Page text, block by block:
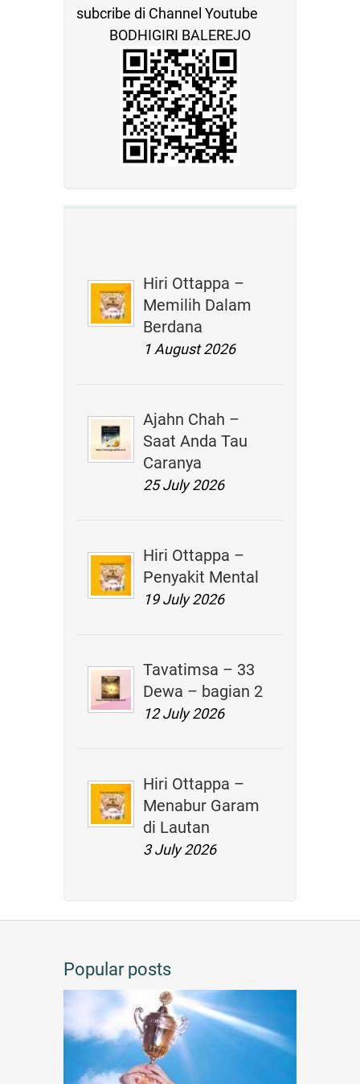
subcribe di Channel Youtube
BODHIGIRI BALEREJO
Hiri Ottappa –
Memilih Dalam
Berdana
1 August 2026
Ajahn Chah –
Saat Anda Tau
Caranya
25 July 2026
Hiri Ottappa –
Penyakit Mental
19 July 2026
Tavatimsa – 33
Dewa – bagian 2
12 July 2026
Hiri Ottappa –
Menabur Garam
di Lautan
3 July 2026
Popular posts